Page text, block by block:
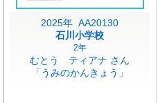
2025年 AA20130
石川小学校
2年
むとう ティアナ さん
「うみのかんきょう」